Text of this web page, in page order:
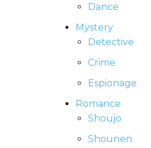
Dance
Mystery
Detective
Crime
Espionage
Romance
Shoujo
Shounen